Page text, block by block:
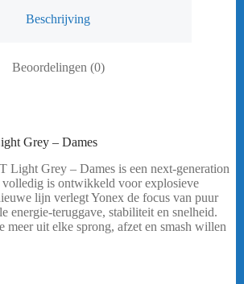
Beschrijving
Beoordelingen (0)
Grey – Dames
Light Grey – Dames is een next-generation
volledig is ontwikkeld voor explosieve
lijn verlegt Yonex de focus van puur
energie-teruggave, stabiliteit en snelheid.
meer uit elke sprong, afzet en smash willen